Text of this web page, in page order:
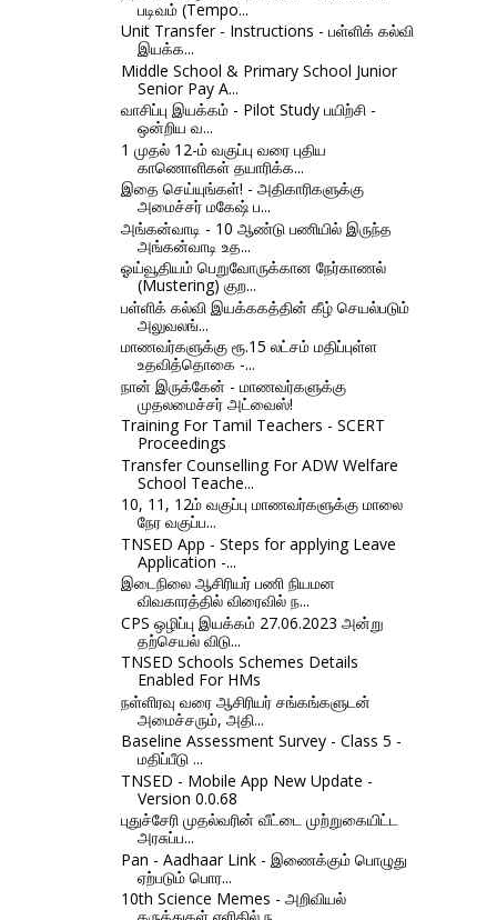
படிவம் (Tempo...
Unit Transfer - Instructions - பள்ளிக் கல்வி
இயக்க...
Middle School & Primary School Junior
Senior Pay A...
வாசிப்பு இயக்கம் - Pilot Study பயிற்சி -
ஒன்றிய வ...
1 முதல் 12-ம் வகுப்பு வரை புதிய
காணொளிகள் தயாரிக்க...
இதை செய்யுங்கள்! - அதிகாரிகளுக்கு
அமைச்சர் மகேஷ் ப...
அங்கன்வாடி - 10 ஆண்டு பணியில் இருந்த
அங்கன்வாடி உத...
ஓய்வூதியம் பெறுவோருக்கான நேர்காணல்
(Mustering) குற...
பள்ளிக் கல்வி இயக்ககத்தின் கீழ் செயல்படும்
அலுவலங்...
மாணவர்களுக்கு ரூ.15 லட்சம் மதிப்புள்ள
உதவித்தொகை -...
நான் இருக்கேன் - மாணவர்களுக்கு
முதலமைச்சர் அட்வைஸ்!
Training For Tamil Teachers - SCERT
Proceedings
Transfer Counselling For ADW Welfare
School Teache...
10, 11, 12ம் வகுப்பு மாணவர்களுக்கு மாலை
நேர வகுப்ப...
TNSED App - Steps for applying Leave
Application -...
இடைநிலை ஆசிரியர் பணி நியமன
விவகாரத்தில் விரைவில் ந...
CPS ஒழிப்பு இயக்கம் 27.06.2023 அன்று
தற்செயல் விடு...
TNSED Schools Schemes Details
Enabled For HMs
நள்ளிரவு வரை ஆசிரியர் சங்கங்களுடன்
அமைச்சரும், அதி...
Baseline Assessment Survey - Class 5 -
மதிப்பீடு ...
TNSED - Mobile App New Update -
Version 0.0.68
புதுச்சேரி முதல்வரின் வீட்டை முற்றுகையிட்ட
அரசுப்ப...
Pan - Aadhaar Link - இணைக்கும் பொழுது
ஏற்படும் பொர...
10th Science Memes - அறிவியல்